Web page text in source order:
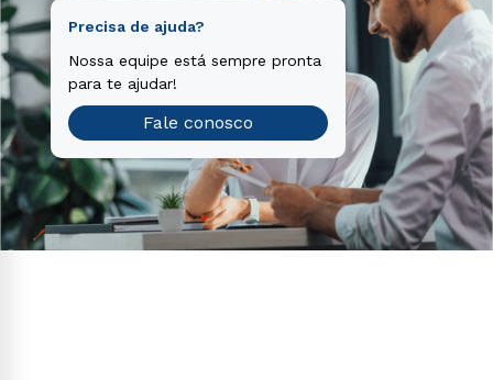
Precisa de ajuda?
Nossa equipe está sempre pronta
para te ajudar!
Fale conosco